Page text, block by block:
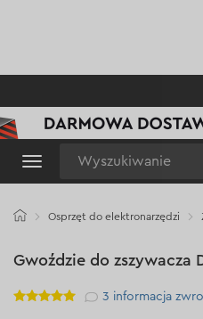
Osprzęt do elektronarzędzi
Gwoździe do zszywacza
Рейтинг 3 informacja